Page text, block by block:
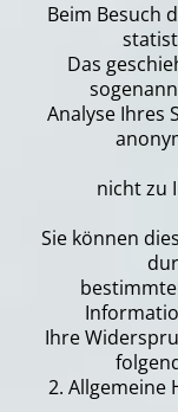
Beim Besuch
Das
Analyse Ihres
nicht zu
Sie können
Ihre
2. Allgemeine